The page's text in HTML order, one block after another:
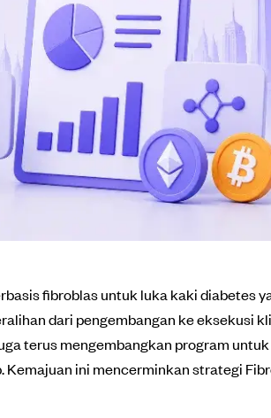
fibroblas untuk luka kaki diabetes
dari pengembangan ke eksekusi
terus mengembangkan program
Kemajuan ini mencerminkan strategi